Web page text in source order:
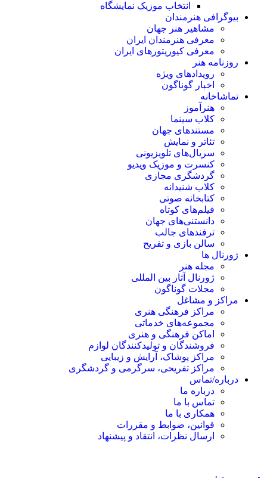
انتخاب موزیک نمایشگاه
بیوگرافی هنرمندان
مشاهیر هنر جهان
معرفی هنرمندان ایران
معرفی کیوریتورهای ایران
روزنامه هنر
رویدادهای ویژه
اخبار گوناگون
تماشاخانه
هنرآموز
کلاب سینما
مستندهای جهان
تئاتر و نمایش
سریال‌های تلویزیونی
کنسرت و موزیک ویدیو
گردشگری مجازی
کلاب شنیدانه
کتابخانه صوتی
فیلم‌های کوتاه
دانستنی‌های جهان
ترفندهای جالب
سالن بازی و تفریح
ژورنال ها
مجله هنر
ژورنال آثار بین المللی
مجلات گوناگون
مراکز و مشاغل
مراکز فرهنگی هنری
مجموعه‌های خدماتی
اماکن فرهنگی و هنری
فروشندگان و تولیدکنندگان لوازم
مراکز پوشاک، آرایش و زیبایی
مراکز تفریحی، سرگرمی و گردشگری
درباره/تماس
درباره ما
تماس با ما
همکاری با ما
قوانین، ضوابط و مقررات
ارسال نظرات، انتقاد و پیشنهاد